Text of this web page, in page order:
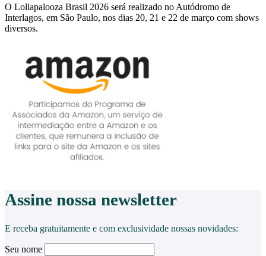
O Lollapalooza Brasil 2026 será realizado no Autódromo de
Interlagos, em São Paulo, nos dias 20, 21 e 22 de março com shows
diversos.
Assine nossa newsletter
E receba gratuitamente e com exclusividade nossas novidades:
Seu nome